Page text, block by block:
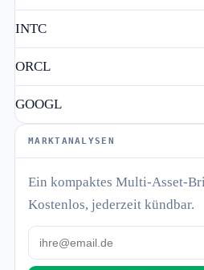
INTC
ORCL
GOOGL
MARKTANALYSEN
Ein kompaktes Multi-Asset-
Kostenlos, jederzeit kündbar.